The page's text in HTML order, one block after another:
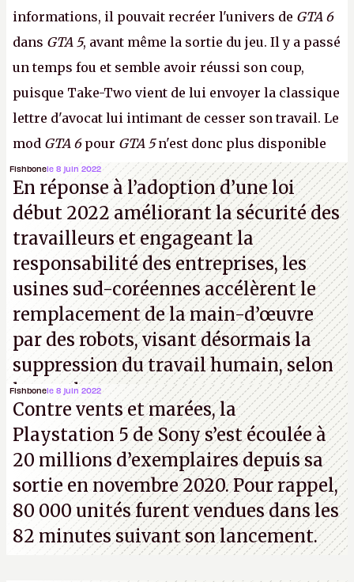
informations, il pouvait recréer l'univers de GTA 6
dans GTA 5, avant même la sortie du jeu. Il y a passé
un temps fou et semble avoir réussi son coup,
puisque Take-Two vient de lui envoyer la classique
lettre d'avocat lui intimant de cesser son travail. Le
mod GTA 6pour GTA 5n'est donc plus disponible
au téléchargement. Vous pouvez encore en voir
quelques bribes surcette vidéo YouTube.A.
Fishbonele 8 juin 2022
En réponse à l’adoption d’une loi
début 2022 améliorant la sécurité des
travailleurs et engageant la
responsabilité des entreprises, les
usines sud-coréennes accélèrent le
remplacement de la main-d’œuvre
par des robots, visant désormais la
suppression du travail humain, selon
les analystes.
Fishbonele 8 juin 2022
Contre vents et marées, la
Playstation 5 de Sony s’est écoulée à
20 millions d’exemplaires depuis sa
sortie en novembre 2020. Pour rappel,
80 000 unités furent vendues dans les
82 minutes suivant son lancement.